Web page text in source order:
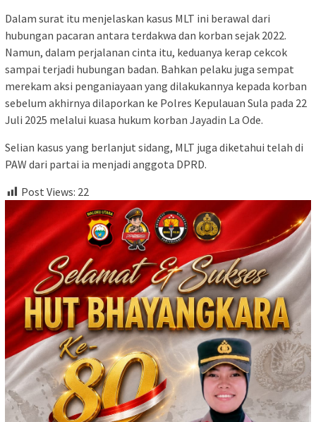
Dalam surat itu menjelaskan kasus MLT ini berawal dari
hubungan pacaran antara terdakwa dan korban sejak 2022.
Namun, dalam perjalanan cinta itu, keduanya kerap cekcok
sampai terjadi hubungan badan. Bahkan pelaku juga sempat
merekam aksi penganiayaan yang dilakukannya kepada korban
sebelum akhirnya dilaporkan ke Polres Kepulauan Sula pada 22
Juli 2025 melalui kuasa hukum korban Jayadin La Ode.
Selian kasus yang berlanjut sidang, MLT juga diketahui telah di
PAW dari partai ia menjadi anggota DPRD.
Post Views: 22